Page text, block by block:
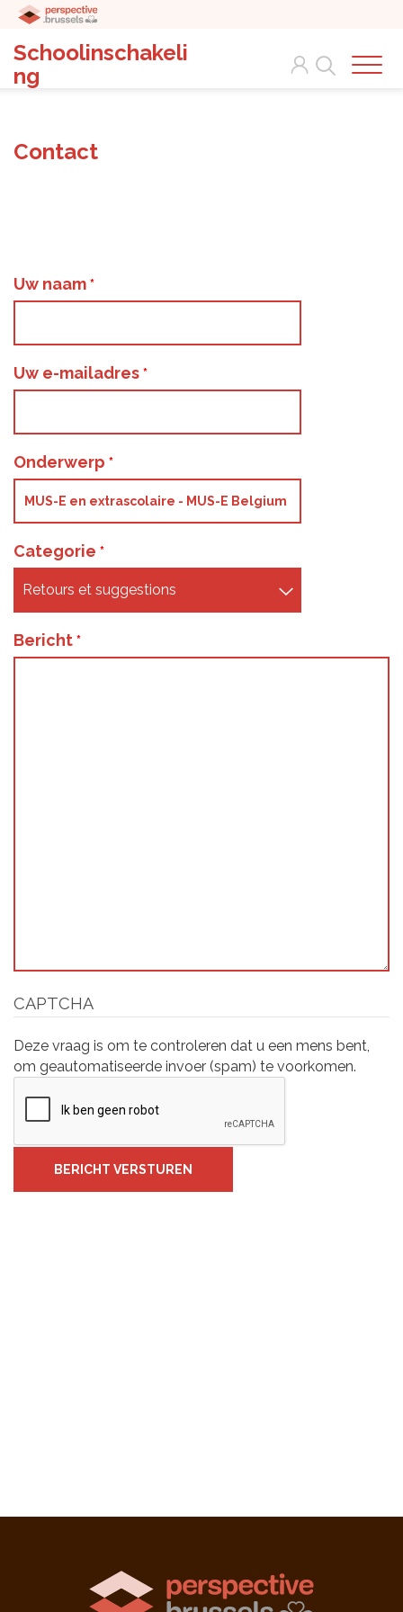
Schoolinschakeli
ng
Search
Contact
Uw naam
Uw e-mailadres
Onderwerp
Categorie
Bericht
CAPTCHA
Deze vraag is om te controleren dat u een mens bent,
om geautomatiseerde invoer (spam) te voorkomen.